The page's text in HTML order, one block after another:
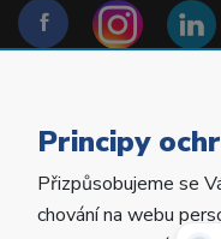
Copyright © 2022
Principy
Přizpůsobujeme se
chování na webu